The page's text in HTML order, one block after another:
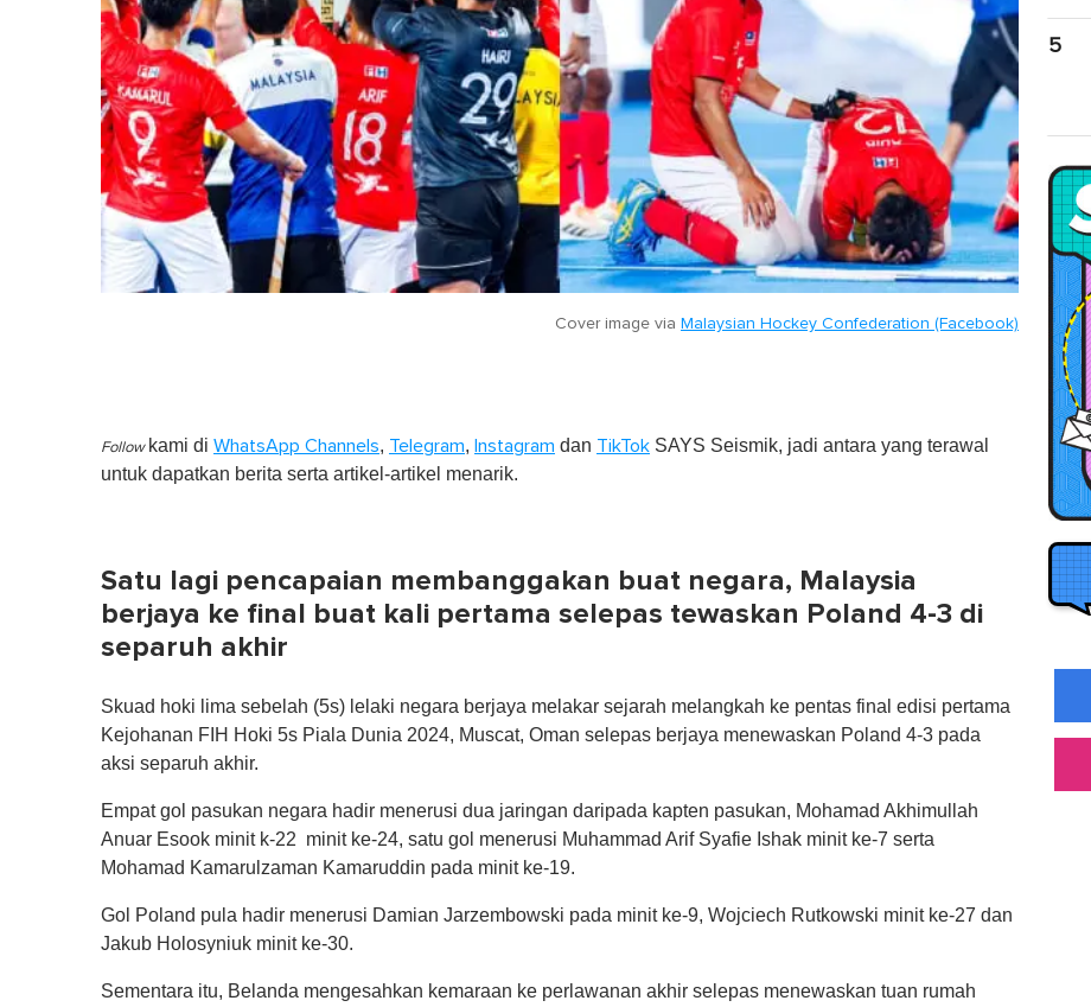
Cover image via Malaysian Hockey Confederation (Facebook)
Follow kami di WhatsApp Channels, Telegram, Instagram dan TikTok SAYS Seismik, jadi antara yang terawal
untuk dapatkan berita serta artikel-artikel menarik.
Satu lagi pencapaian membanggakan buat negara, Malaysia
berjaya ke final buat kali pertama selepas tewaskan Poland 4-3 di
separuh akhir
Skuad hoki lima sebelah (5s) lelaki negara berjaya melakar sejarah melangkah ke pentas final edisi pertama
Kejohanan FIH Hoki 5s Piala Dunia 2024, Muscat, Oman selepas berjaya menewaskan Poland 4-3 pada
aksi separuh akhir.
Empat gol pasukan negara hadir menerusi dua jaringan daripada kapten pasukan, Mohamad Akhimullah
Anuar Esook minit k-22 minit ke-24, satu gol menerusi Muhammad Arif Syafie Ishak minit ke-7 serta
Mohamad Kamarulzaman Kamaruddin pada minit ke-19.
Gol Poland pula hadir menerusi Damian Jarzembowski pada minit ke-9, Wojciech Rutkowski minit ke-27 dan
Jakub Holosyniuk minit ke-30.
Sementara itu, Belanda mengesahkan kemaraan ke perlawanan akhir selepas menewaskan tuan rumah
5